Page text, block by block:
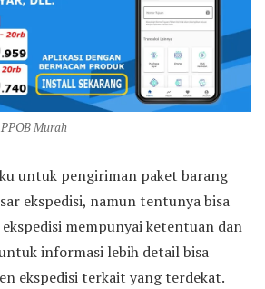
Murah
untuk pengiriman paket barang
ekspedisi, namun tentunya bisa
mempunyai ketentuan dan
informasi lebih detail bisa
ekspedisi terkait yang terdekat.